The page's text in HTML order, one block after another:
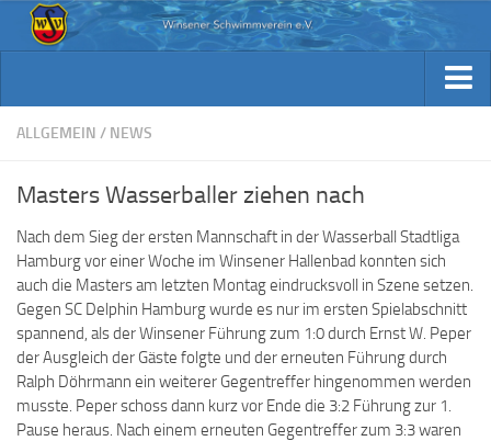
Verein / Kontakt
Sponsoren
Fotos
Beiträge & Downloads
Kennst Du schon…
Aktuelles
Trainingsplan
Verein / Kontakt
Sponsoren
Fotos
Beiträge & Downloads
Kennst Du schon…
ALLGEMEIN / NEWS
Masters Wasserballer ziehen nach
Nach dem Sieg der ersten Mannschaft in der Wasserball Stadtliga
Hamburg vor einer Woche im Winsener Hallenbad konnten sich
auch die Masters am letzten Montag eindrucksvoll in Szene setzen.
Gegen SC Delphin Hamburg wurde es nur im ersten Spielabschnitt
spannend, als der Winsener Führung zum 1:0 durch Ernst W. Peper
der Ausgleich der Gäste folgte und der erneuten Führung durch
Ralph Döhrmann ein weiterer Gegentreffer hingenommen werden
musste. Peper schoss dann kurz vor Ende die 3:2 Führung zur 1.
Pause heraus. Nach einem erneuten Gegentreffer zum 3:3 waren